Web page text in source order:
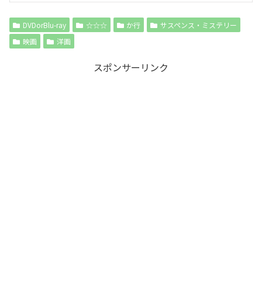
DVDorBlu-ray ☆☆☆ か行
サスペンス・ミステリー
映画
洋画
スポンサーリンク